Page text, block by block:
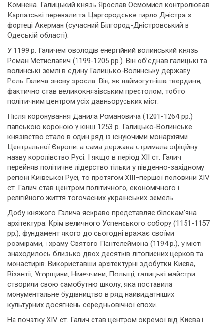
Комнена. Галицький князь Ярослав Осмомисл контролював
Карпатські перевали та Царгородське гирло Дністра з
фортеці Акерман (сучасний Білгород-Дністровський в
Одеській області).
У 1199 р. Галичем оволодів енергійний волинський князь
Роман Мстиславич (1199-1205 рр.). Він об’єднав галицькі та
волинські землі в єдину Галицько-Волинську державу.
Роль Галича знову зросла. Він, як наймогутніша твердиня,
фактично став великокнязівським престолом, тобто
політичним центром усіх давньоруських міст.
Після коронування Данила Романовича (1201-1264 рр.)
папською короною у кінці 1253 р. Галицько-Волинське
князівство стало в один ряд із існуючими монархіями
Центральної Європи, а сама держава отримала офіційну
назву королівство Русі. І якщо в період ХІІ ст. Галич
перейняв політичне лідерство тільки у південно-західному
регіоні Київської Русі, то протягом ХІІІ–першої половини XIV
ст. Галич став центром політичного, економічного і
релігійного життя тогочасних українських земель.
Добу княжого Галича яскраво представляє білокам’яна
архітектура. Крім величного Успенського собору (1151-1157
рр.), фундамент якого до сьогодні вражає своїми
розмірами, і храму Святого Пантелеймона (1194 р.), у місті
знаходилось близько двох десятків літописних церков та
монастирів. Використавши архітектурні здобутки Києва,
Візантії, Угорщини, Німеччини, Польщі, галицькі майстри
створили свою самобутню школу, яка поставила
монументальне будівництво в ряд найвидатніших
культурних досягнень середньовічної епохи.
На початку XIV ст. Галич став центром окремої від Києва і